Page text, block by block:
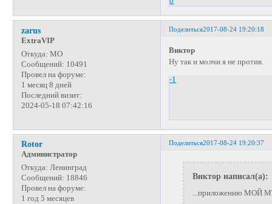
Поделиться2017-08-24 19:20:18
zarus
ExtraVIP
Откуда: МО
Сообщений: 10491
Провел на форуме:
1 месяц 8 дней
Последний визит:
2024-05-18 07:42:16
Виктор
Ну так и молчи я не против.
-1
Поделиться2017-08-24 19:20:37
Rotor
Администратор
Откуда: Ленинград
Сообщений: 18846
Провел на форуме:
1 год 5 месяцев
Виктор написал(а):
...приложению МОЙ